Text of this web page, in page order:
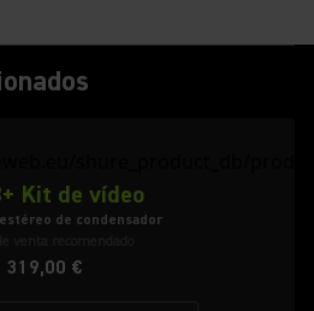
Kit de vídeo
de condensador
319,00 €